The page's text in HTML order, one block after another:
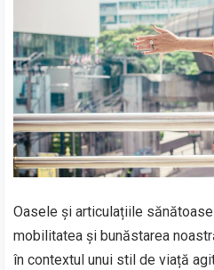
Oasele și articulațiile
mobilitatea și bunăstarea
în contextul unui stil de viață